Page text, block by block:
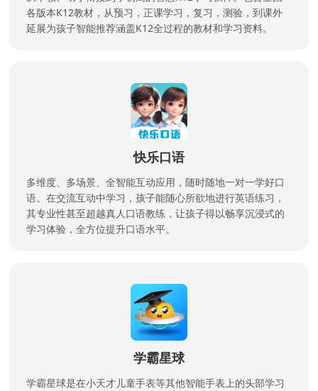
各版本K12教材，从预习，正课学习，复习，测验，到课外
延展为孩子智能推荐涵盖K12全过程的教材和学习资料。
快乐口语
多维度、多场景、全智能互动应用，随时随地一对一学好口
语。在交流互动中学习，孩子能随心所欲地进行英语练习，
其专业性甚至超越真人口语教练，让孩子得以畅享沉浸式的
学习体验，全方位提升口语水平。
学霸星球
学霸星球是在小天才儿童手表等其他智能手表上的头部学习